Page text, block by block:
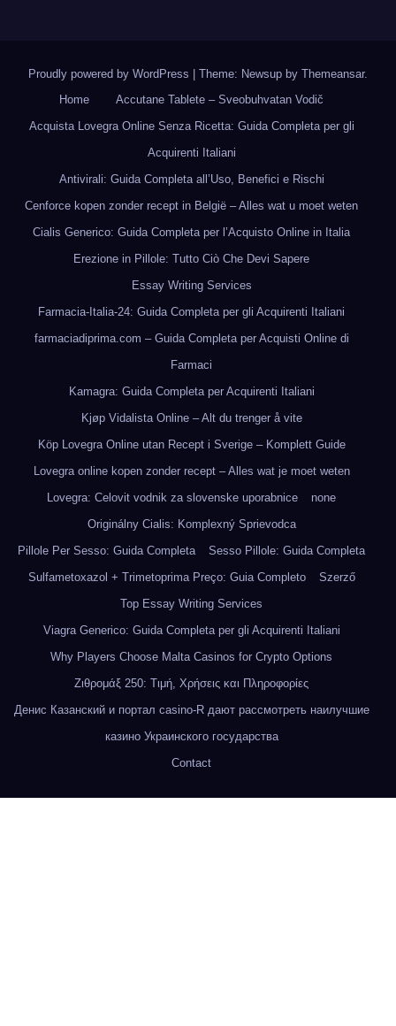
Proudly powered by WordPress Theme: Newsup by Themeansar.
Home
Accutane Tablete – Sveobuhvatan Vodič
Acquista Lovegra Online Senza Ricetta: Guida Completa per gli
Acquirenti Italiani
Antivirali: Guida Completa all’Uso, Benefici e Rischi
Cenforce kopen zonder recept in België – Alles wat u moet weten
Cialis Generico: Guida Completa per l’Acquisto Online in Italia
Erezione in Pillole: Tutto Ciò Che Devi Sapere
Essay Writing Services
Farmacia-Italia-24: Guida Completa per gli Acquirenti Italiani
farmaciadiprima.com – Guida Completa per Acquisti Online di
Farmaci
Kamagra: Guida Completa per Acquirenti Italiani
Kjøp Vidalista Online – Alt du trenger å vite
Köp Lovegra Online utan Recept i Sverige – Komplett Guide
Lovegra online kopen zonder recept – Alles wat je moet weten
Lovegra: Celovit vodnik za slovenske uporabnice
none
Originálny Cialis: Komplexný Sprievodca
Pillole Per Sesso: Guida Completa
Sesso Pillole: Guida Completa
Sulfametoxazol + Trimetoprima Preço: Guia Completo
Szerző
Top Essay Writing Services
Viagra Generico: Guida Completa per gli Acquirenti Italiani
Why Players Choose Malta Casinos for Crypto Options
Ζιθρομάξ 250: Τιμή, Χρήσεις και Πληροφορίες
Денис Казанский и портал casino-R дают рассмотреть наилучшие
казино Украинского государства
Contact